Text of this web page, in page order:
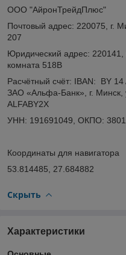
ООО "АйронТрейдПлюс"
Почтовый адрес: 220075, г.
207
Юридический адрес: 220141,
комната 518В
Расчётный счёт: IBAN: BY
ЗАО «Альфа-Банк», г.
ALFABY2X
УНН: 191691049, ОКПО:
Координаты для навигатора
53.814485, 27.684882
Скрыть
Характеристики